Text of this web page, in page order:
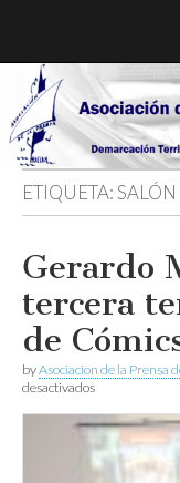
de la
ETIQUETA:
Gerardo
tercera
de
byAsociacion de la Prensa
desactivadosen
Macías
presenta
la